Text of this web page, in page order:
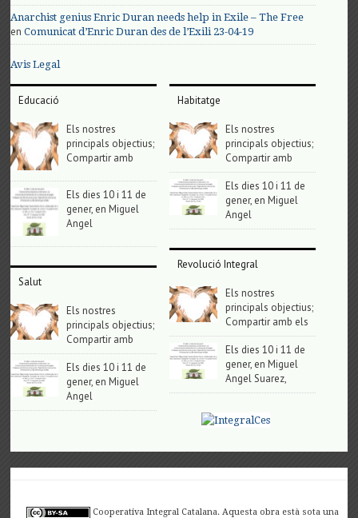
Anarchist genius Enric Duran needs help in Exile – The Free
enComunicat d’Enric Duran des de l’Exili 23-04-19
Avis Legal
Educació
Els nostres
principals objectius;
Compartir amb
Els dies 10 i 11 de
gener, en Miguel
Angel
Salut
Els nostres
principals objectius;
Compartir amb
Els dies 10 i 11 de
gener, en Miguel
Angel
Habitatge
Els nostres
principals objectius;
Compartir amb
Els dies 10 i 11 de
gener, en Miguel
Angel
Revolució Integral
Els nostres
principals objectius;
Compartir amb els
Els dies 10 i 11 de
gener, en Miguel
Angel Suarez,
Cooperativa Integral Catalana. Aquesta obra està sota una